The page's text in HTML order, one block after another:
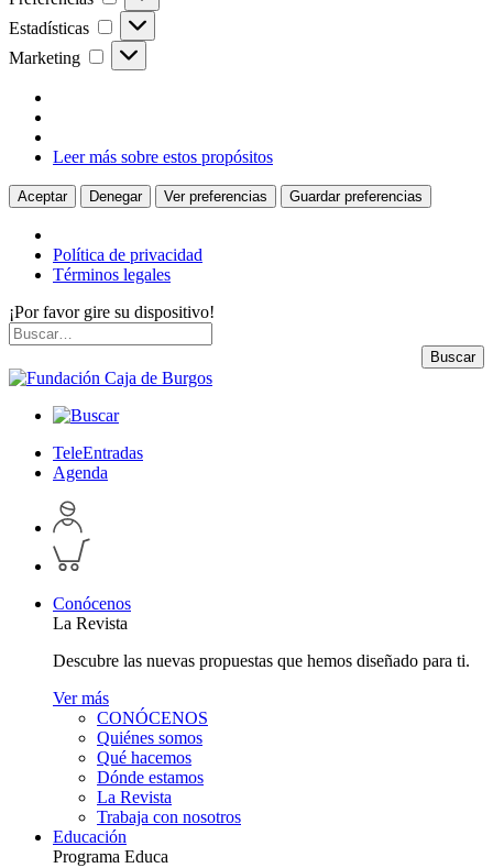
Estadísticas Estadísticas
Marketing Marketing
Leer más sobre estos propósitos
Aceptar Denegar Ver preferencias Guardar preferencias
Política de privacidad
Términos legales
¡Por favor gire su dispositivo!
Skip
to
content
Buscar
por:
Buscar
TeleEntradas
Agenda
Acceder
a
perfil
personal
Inspeccionar
carrito
Conócenos
La Revista
Descubre las nuevas propuestas que hemos diseñado para ti.
Ver más
CONÓCENOS
Quiénes somos
Qué hacemos
Dónde estamos
La Revista
Trabaja con nosotros
Educación
Programa Educa